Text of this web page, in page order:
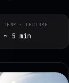
TEMP · LECTURE
~ 5 min